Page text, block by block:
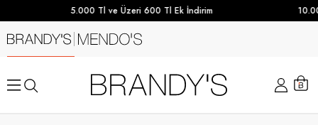
5.000 Tl ve Üzeri 600 Tl Ek İndirim 10.000 TL